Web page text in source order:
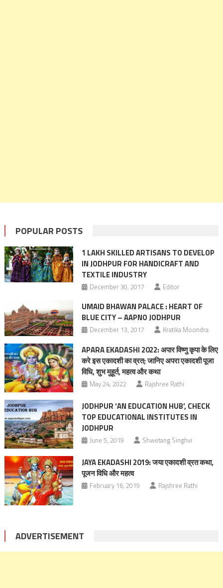
POPULAR POSTS
1 LAKH SKILLED ARTISANS TO DEVELOP
IN JODHPUR FOR HANDICRAFT AND
TEXTILE INDUSTRY
December 30, 2017 Editor
UMAID BHAWAN PALACE : HEART OF
BLUE CITY – AAPNO JODHPUR
December 13, 2017 Kratika Moondra
APARA EKADASHI 2022: अपार विष्णु कृपा के लिए
करे इस एकादशी का व्रत; जानिए अपरा एकादशी पूजा
विधि, शुभ मुहूर्त, महत्‍व और कथा
May 24, 2022 Rajshree Rathi
JODHPUR ‘AN EDUCATION HUB’, CHECK
TOP EDUCATIONAL INSTITUTES IN
JODHPUR
June 5, 2019 Shwetang Singhvi
JAYA EKADASHI 2019: जया एकादशी व्रत कथा,
पूजन विधि और महत्व
February 16, 2019 Rajshree Rathi
ADVERTISEMENT